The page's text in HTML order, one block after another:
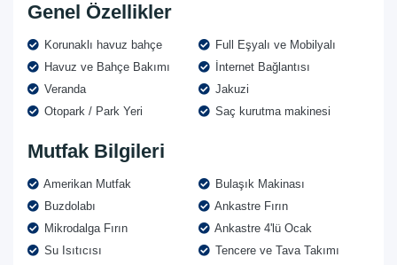
Genel Özellikler
Korunaklı havuz bahçe
Full Eşyalı ve Mobilyalı
Havuz ve Bahçe Bakımı
İnternet Bağlantısı
Veranda
Jakuzi
Otopark / Park Yeri
Saç kurutma makinesi
Mutfak Bilgileri
Amerikan Mutfak
Bulaşık Makinası
Buzdolabı
Ankastre Fırın
Mikrodalga Fırın
Ankastre 4'lü Ocak
Su Isıtıcısı
Tencere ve Tava Takımı